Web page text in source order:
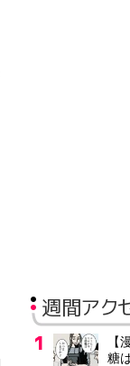
週間アク
【
糖